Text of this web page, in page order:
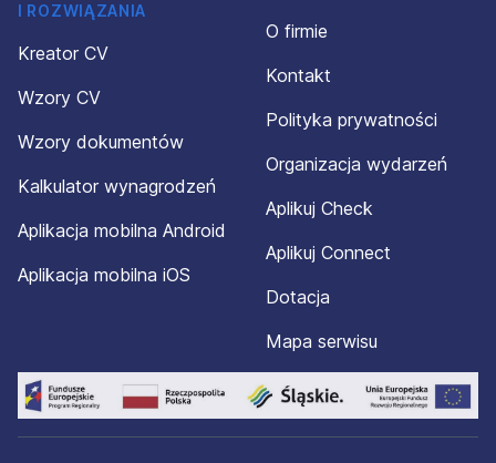
I ROZWIĄZANIA
Kreator CV
Wzory CV
Wzory dokumentów
Kalkulator wynagrodzeń
Aplikacja mobilna Android
Aplikacja mobilna iOS
O firmie
Kontakt
Polityka prywatności
Organizacja wydarzeń
Aplikuj Check
Aplikuj Connect
Dotacja
Mapa serwisu